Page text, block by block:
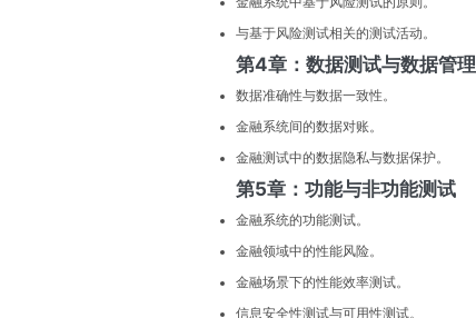
与基于风险测试相关的测试活动。
第4章：数据测试与数据管理
数据准确性与数据一致性。
金融系统间的数据对账。
金融测试中的数据隐私与数据保护。
第5章：功能与非功能测试
金融系统的功能测试。
金融领域中的性能风险。
金融场景下的性能效率测试。
信息安全性测试与可用性测试。